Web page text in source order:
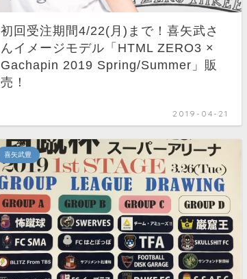
初回受注期間4/22(月)まで！喜矢武さ
んイメージモデル「HTML ZERO3 ×
Gachapin 2019 Spring/Summer」販
売！
2019-04-21
喜矢武豊